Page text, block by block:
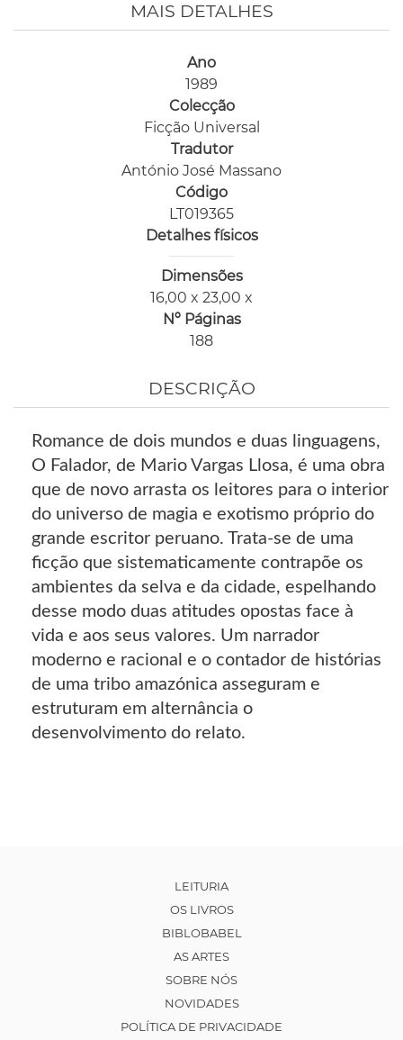
MAIS DETALHES
Ano
1989
Colecção
Ficção Universal
Tradutor
António José Massano
Código
LT019365
Detalhes físicos
Dimensões
16,00 x 23,00 x
Nº Páginas
188
DESCRIÇÃO
Romance de dois mundos e duas linguagens,
O Falador, de Mario Vargas Llosa, é uma obra
que de novo arrasta os leitores para o interior
do universo de magia e exotismo próprio do
grande escritor peruano. Trata-se de uma
ficção que sistematicamente contrapõe os
ambientes da selva e da cidade, espelhando
desse modo duas atitudes opostas face à
vida e aos seus valores. Um narrador
moderno e racional e o contador de histórias
de uma tribo amazónica asseguram e
estruturam em alternância o
desenvolvimento do relato.
LEITURIA
OS LIVROS
BIBLOBABEL
AS ARTES
SOBRE NÓS
NOVIDADES
POLÍTICA DE PRIVACIDADE